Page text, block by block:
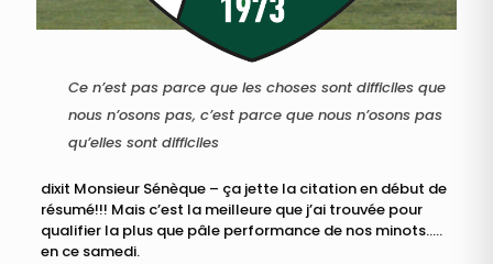
Ce n’est pas parce que les choses sont difficiles que
nous n’osons pas, c’est parce que nous n’osons pas
qu’elles sont difficiles
dixit Monsieur Sénèque – ça jette la citation en début de
résumé!!! Mais c’est la meilleure que j’ai trouvée pour
qualifier la plus que pâle performance de nos minots…..
en ce samedi.